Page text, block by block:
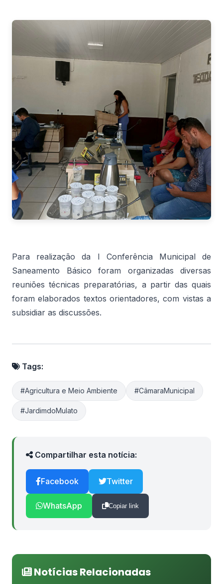
Para realização da I Conferência Municipal de
Saneamento Básico foram organizadas diversas
reuniões técnicas preparatórias, a partir das quais
foram elaborados textos orientadores, com vistas a
subsidiar as discussões.
Tags:
#Agricultura e Meio Ambiente #CâmaraMunicipal
#JardimdoMulato
Compartilhar esta notícia:
Facebook Twitter
WhatsApp Copiar link
Notícias Relacionadas